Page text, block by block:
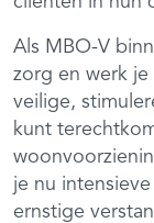
Als MBO-V
zorg en werk je
veilige,
kunt
je nu
ernstige